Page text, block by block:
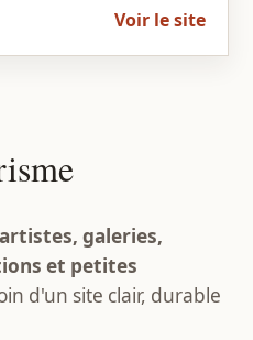
Voir le site
artistes, galeries,
et petites
d'un site clair, durable